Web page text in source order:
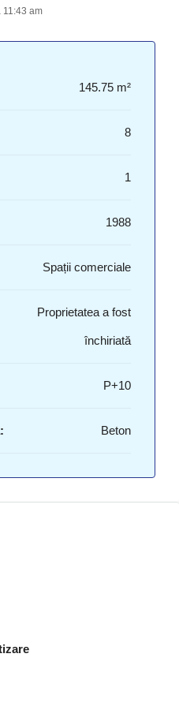
11:43 am
145.75 m²
8
1
1988
Spații comerciale
Proprietatea a fost
închiriată
P+10
Beton